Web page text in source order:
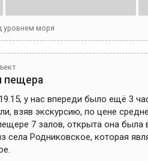
уровнем моря
пещера
у нас впереди было ещё 3
взяв экскурсию, по цене
7 залов, открыта она была
села Родниковское, которая